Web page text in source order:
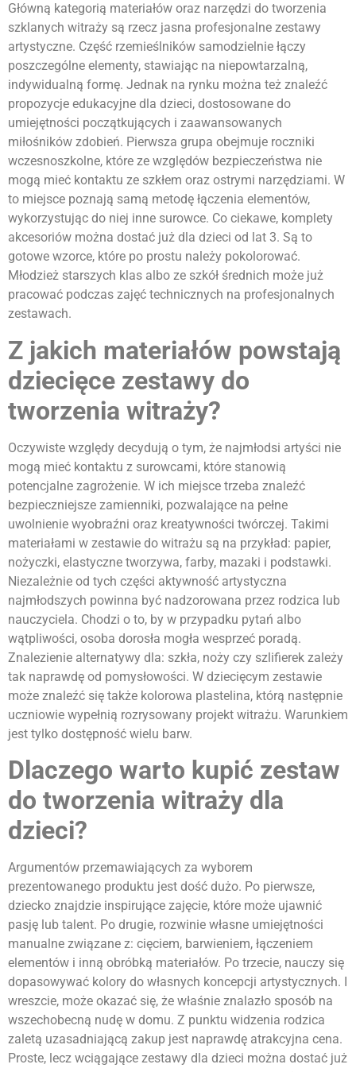
Główną kategorią materiałów oraz narzędzi do tworzenia
szklanych witraży są rzecz jasna profesjonalne zestawy
artystyczne. Część rzemieślników samodzielnie łączy
poszczególne elementy, stawiając na niepowtarzalną,
indywidualną formę. Jednak na rynku można też znaleźć
propozycje edukacyjne dla dzieci, dostosowane do
umiejętności początkujących i zaawansowanych
miłośników zdobień. Pierwsza grupa obejmuje roczniki
wczesnoszkolne, które ze względów bezpieczeństwa nie
mogą mieć kontaktu ze szkłem oraz ostrymi narzędziami. W
to miejsce poznają samą metodę łączenia elementów,
wykorzystując do niej inne surowce. Co ciekawe, komplety
akcesoriów można dostać już dla dzieci od lat 3. Są to
gotowe wzorce, które po prostu należy pokolorować.
Młodzież starszych klas albo ze szkół średnich może już
pracować podczas zajęć technicznych na profesjonalnych
zestawach.
Z jakich materiałów powstają
dziecięce zestawy do
tworzenia witraży?
Oczywiste względy decydują o tym, że najmłodsi artyści nie
mogą mieć kontaktu z surowcami, które stanowią
potencjalne zagrożenie. W ich miejsce trzeba znaleźć
bezpieczniejsze zamienniki, pozwalające na pełne
uwolnienie wyobraźni oraz kreatywności twórczej. Takimi
materiałami w zestawie do witrażu są na przykład: papier,
nożyczki, elastyczne tworzywa, farby, mazaki i podstawki.
Niezależnie od tych części aktywność artystyczna
najmłodszych powinna być nadzorowana przez rodzica lub
nauczyciela. Chodzi o to, by w przypadku pytań albo
wątpliwości, osoba dorosła mogła wesprzeć poradą.
Znalezienie alternatywy dla: szkła, noży czy szlifierek zależy
tak naprawdę od pomysłowości. W dziecięcym zestawie
może znaleźć się także kolorowa plastelina, którą następnie
uczniowie wypełnią rozrysowany projekt witrażu. Warunkiem
jest tylko dostępność wielu barw.
Dlaczego warto kupić zestaw
do tworzenia witraży dla
dzieci?
Argumentów przemawiających za wyborem
prezentowanego produktu jest dość dużo. Po pierwsze,
dziecko znajdzie inspirujące zajęcie, które może ujawnić
pasję lub talent. Po drugie, rozwinie własne umiejętności
manualne związane z: cięciem, barwieniem, łączeniem
elementów i inną obróbką materiałów. Po trzecie, nauczy się
dopasowywać kolory do własnych koncepcji artystycznych. I
wreszcie, może okazać się, że właśnie znalazło sposób na
wszechobecną nudę w domu. Z punktu widzenia rodzica
zaletą uzasadniającą zakup jest naprawdę atrakcyjna cena.
Proste, lecz wciągające zestawy dla dzieci można dostać już